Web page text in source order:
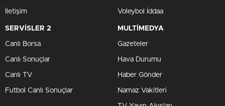
İletişim Voleybol İddaa
SERVİSLER 2
Canlı Borsa
Canlı Sonuçlar
Canlı TV
Futbol Canlı Sonuçlar
MULTİMEDYA
Gazeteler
Hava Durumu
Haber Gönder
Namaz Vakitleri